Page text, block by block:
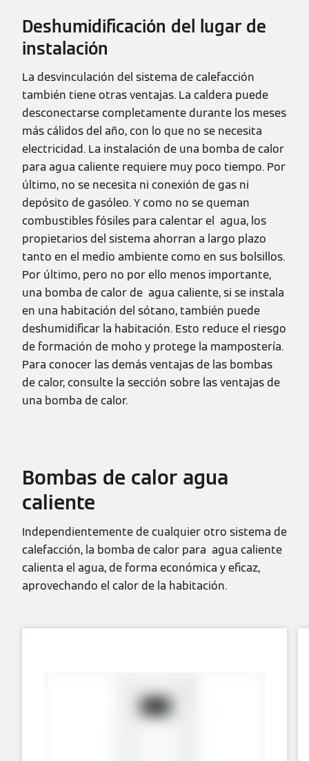
Deshumidificación del lugar de
instalación
La desvinculación del sistema de calefacción
también tiene otras ventajas. La caldera puede
desconectarse completamente durante los meses
más cálidos del año, con lo que no se necesita
electricidad. La instalación de una bomba de calor
para agua caliente requiere muy poco tiempo. Por
último, no se necesita ni conexión de gas ni
depósito de gasóleo. Y como no se queman
combustibles fósiles para calentar el agua, los
propietarios del sistema ahorran a largo plazo
tanto en el medio ambiente como en sus bolsillos.
Por último, pero no por ello menos importante,
una bomba de calor de agua caliente, si se instala
en una habitación del sótano, también puede
deshumidificar la habitación. Esto reduce el riesgo
de formación de moho y protege la mampostería.
Para conocer las demás ventajas de las bombas
de calor, consulte la sección sobre las ventajas de
una bomba de calor.
Bombas de calor agua
caliente
Independientemente de cualquier otro sistema de
calefacción, la bomba de calor para agua caliente
calienta el agua, de forma económica y eficaz,
aprovechando el calor de la habitación.